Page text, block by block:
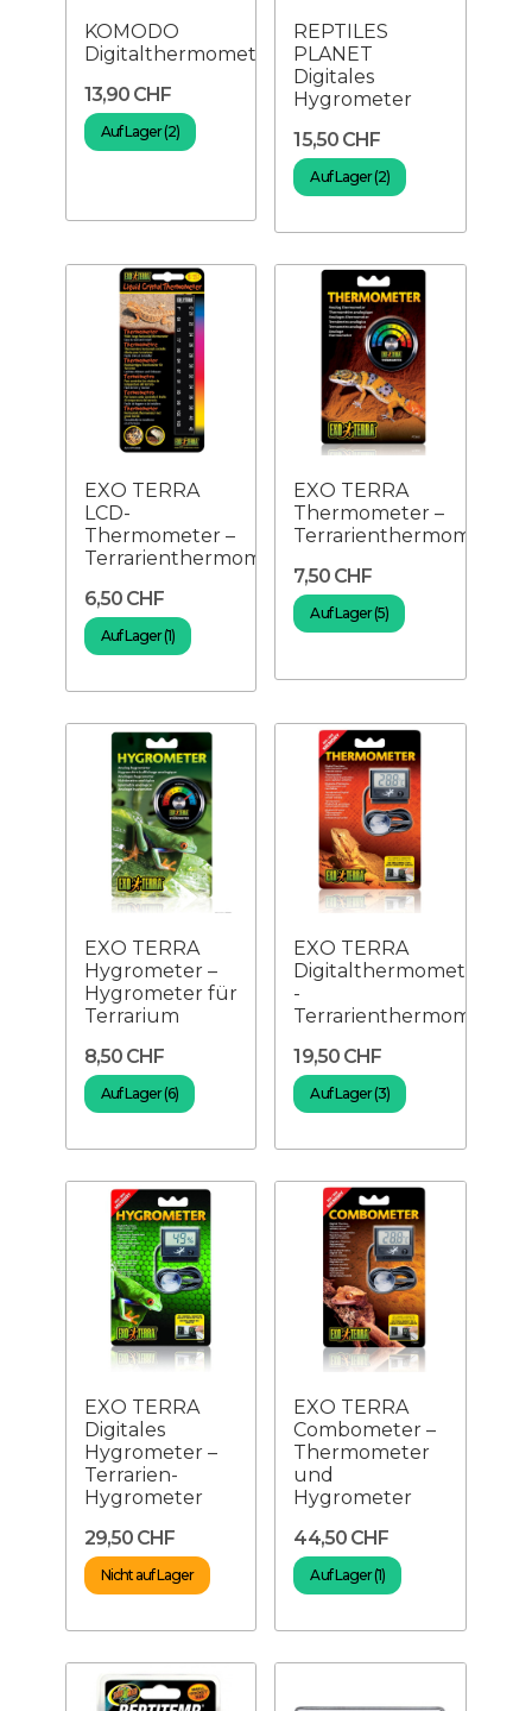
KOMODO
Digitalthermometer
13,90 CHF
Auf Lager (2)
REPTILES
PLANET
Digitales
Hygrometer
15,50 CHF
Auf Lager (2)
EXO TERRA
LCD-
Thermometer –
Terrarienthermometer
6,50 CHF
Auf Lager (1)
EXO TERRA
Thermometer –
Terrarienthermometer
7,50 CHF
Auf Lager (5)
EXO TERRA
Hygrometer –
Hygrometer für
Terrarium
8,50 CHF
Auf Lager (6)
EXO TERRA
Digitalthermometer
-
Terrarienthermometer
19,50 CHF
Auf Lager (3)
EXO TERRA
Digitales
Hygrometer –
Terrarien-
Hygrometer
29,50 CHF
Nicht auf Lager
EXO TERRA
Combometer –
Thermometer
und
Hygrometer
44,50 CHF
Auf Lager (1)